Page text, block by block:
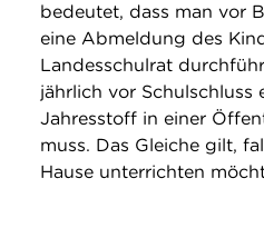
bedeutet, dass man vor
eine Abmeldung des
Landesschulrat
jährlich vor Schulschluss
Jahresstoff in einer
muss. Das Gleiche gilt,
Hause unterrichten